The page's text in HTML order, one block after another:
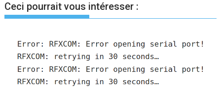
Ceci pourrait vous intéresser :